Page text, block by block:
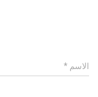
الاسم *